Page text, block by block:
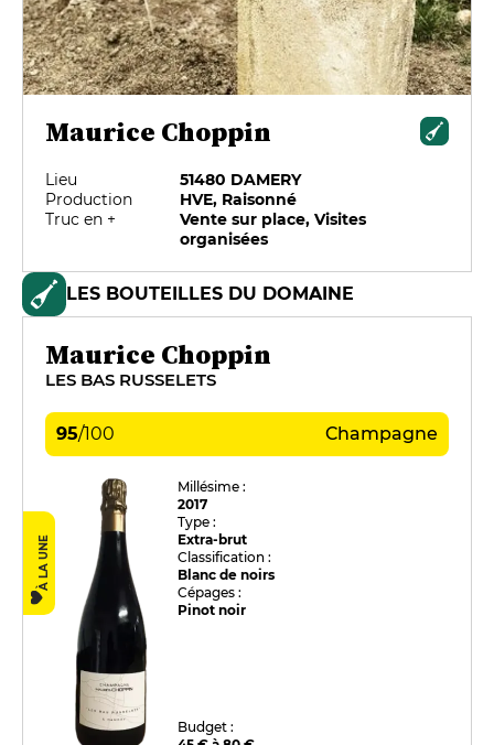
Maurice Choppin
Lieu
51480 DAMERY
Production
HVE, Raisonné
Truc en +
Vente sur place, Visites
organisées
LES BOUTEILLES DU DOMAINE
Maurice Choppin
LES BAS RUSSELETS
95/100 Champagne
À LA UNE
Millésime :
2017
Type :
Extra-brut
Classification :
Blanc de noirs
Cépages :
Pinot noir
Budget :